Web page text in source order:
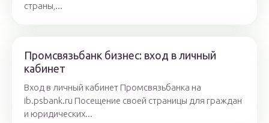
страны,...
Промсвязьбанк бизнес: вход в личный
кабинет
Вход в личный кабинет Промсвязьбанка на
ib.psbank.ru Посещение своей страницы для граждан
и юридических...